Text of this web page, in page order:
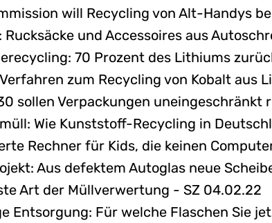
will Recycling von Alt-Handys
Rucksäcke und Accessoires aus
70 Prozent des Lithiums
zum Recycling von Kobalt
sollen Verpackungen
Wie Kunststoff-Recycling in
Rechner für Kids, die keinen
Aus defektem Autoglas neue
Art der Müllverwertung - SZ 04.02.22
Entsorgung: Für welche Flaschen Sie